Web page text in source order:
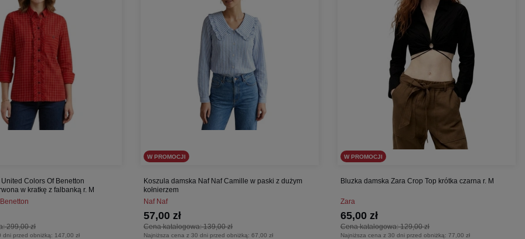
Colors Of Benetton
w kratkę z falbanką r. M
299,00 zł
dni przed obniżką: 147,00 zł
W PROMOCJI
Koszula damska Naf Naf Camille w paski z dużym
kołnierzem
Naf Naf
Cena katalogowa:139,00 zł
57,00 zł
Najniższa cena z 30 dni przed obniżką: 67,00 zł
W PROMOCJI
Bluzka damska Zara Crop Top krótka czarna r. M
Zara
Cena katalogowa:129,00 zł
65,00 zł
Najniższa cena z 30 dni przed obniżką: 77,00 zł